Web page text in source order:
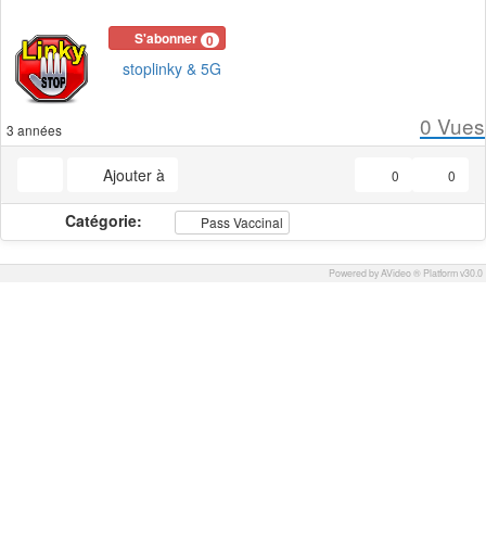
S'abonner 0
stoplinky & 5G
3 années 0 Vues
Ajouter à 0
0
Catégorie: Pass Vaccinal
Powered by AVideo ® Platform v30.0